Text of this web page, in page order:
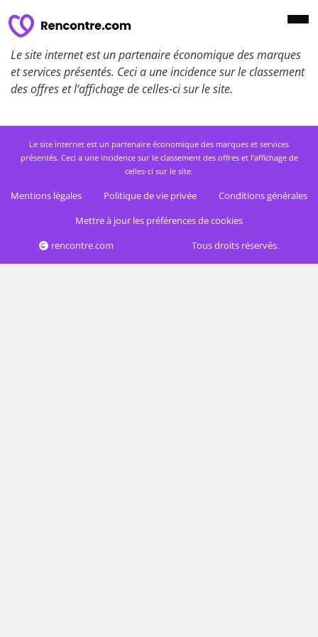
Le site internet est un partenaire économique des marques
et services présentés. Ceci a une incidence sur le classement
des offres et l’affichage de celles-ci sur le site.
Le site internet est un partenaire économique des marques et services
présentés. Ceci a une incidence sur le classement des offres et l’affichage de
celles-ci sur le site.
Mentions légales Politique de vie privée
Conditions générales
Mettre à jour les préférences de cookies
rencontre.com
Tous droits réservés.